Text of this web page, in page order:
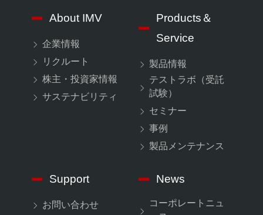
About IMV
企業情報
リクルート
株主・投資家情報
サステナビリティ
Products＆
Service
製品情報
テストラボ（受託
試験）
セミナー
事例
製品メンテナンス
Support
お問い合わせ
News
コーポレートニュ